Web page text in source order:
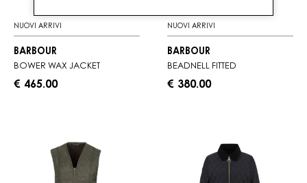
NUOVI ARRIVI
BARBOUR
BOWER WAX JACKET
€ 465.00
NUOVI ARRIVI
BARBOUR
BEADNELL FITTED
€ 380.00